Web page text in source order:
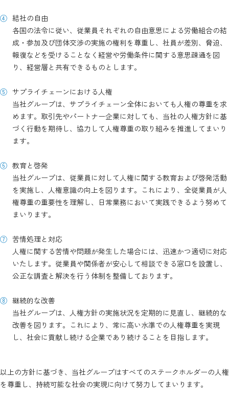
結社の自由
各国の法令に従い、従業員それぞれの自由意思による労働組合の結
成・参加及び団体交渉の実施の権利を尊重し、社員が差別、脅迫、
報復などを受けることなく経営や労働条件に関する意思疎通を図
り、経営層と共有できるものとします。
サプライチェーンにおける人権
当社グループは、サプライチェーン全体においても人権の尊重を求
めます。取引先やパートナー企業に対しても、当社の人権方針に基
づく行動を期待し、協力して人権尊重の取り組みを推進してまいり
ます。
教育と啓発
当社グループは、従業員に対して人権に関する教育および啓発活動
を実施し、人権意識の向上を図ります。これにより、全従業員が人
権尊重の重要性を理解し、日常業務において実践できるよう努めて
まいります。
苦情処理と対応
人権に関する苦情や問題が発生した場合には、迅速かつ適切に対応
いたします。従業員や関係者が安心して相談できる窓口を設置し、
公正な調査と解決を行う体制を整備しております。
継続的な改善
当社グループは、人権方針の実施状況を定期的に見直し、継続的な
改善を図ります。これにより、常に高い水準での人権尊重を実現
し、社会に貢献し続ける企業であり続けることを目指します。
以上の方針に基づき、当社グループはすべてのステークホルダーの人権
を尊重し、持続可能な社会の実現に向けて努力してまいります。